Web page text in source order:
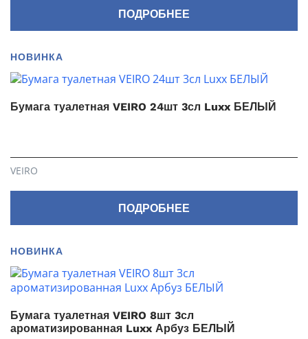
ПОДРОБНЕЕ
НОВИНКА
Бумага туалетная VEIRO 24шт 3сл Luxx БЕЛЫЙ
VEIRO
ПОДРОБНЕЕ
НОВИНКА
Бумага туалетная VEIRO 8шт 3сл
ароматизированная Luxx Арбуз БЕЛЫЙ